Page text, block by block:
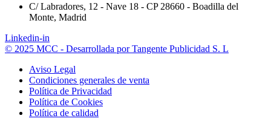
C/ Labradores, 12 - Nave 18 - CP 28660 - Boadilla del
Monte, Madrid
Linkedin-in
© 2025 MCC - Desarrollada por Tangente Publicidad S. L
Aviso Legal
Condiciones generales de venta
Política de Privacidad
Política de Cookies
Política de calidad